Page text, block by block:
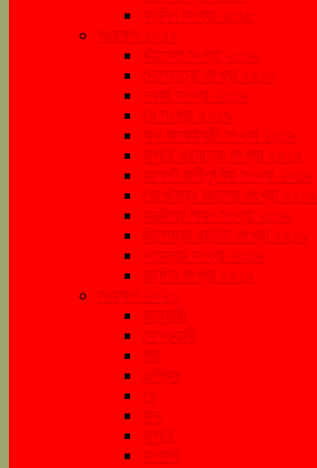
বড়দিন সংখ্যা ২০১৮
সংরক্ষণ ২০১৯
বইমেলা সংখ্যা ২০১৯
দোলযাত্রা সংখ্যা ২০১৯
নববর্ষ সংখ্যা ২০১৯
মে সংখ্যা ২০১৯
জুন জামাইষষ্ঠী সংখ্যা ২০১৯
জুলাই রথযাত্রা সংখ্যা ২০১৯
আগস্ট রাখীপূর্ণিমা সংখ্যা ২০১৯
সেপ্টেম্বর মহালয়া সংখ্যা ২০১৯
অক্টোবর শারদ সংখ্যা ২০১৯
ডিসেম্বর বড়দিন সংখ্যা ২০১৯
নভেম্বর সংখ্যা ২০১৯
বড়দিন সংখ্যা ২০১৯
সংরক্ষণ ২০২০
জানুয়ারী
ফেব্রুয়ারী
মার্চ
এপ্রিল
মে
জুন
জুলাই
অগাস্ট